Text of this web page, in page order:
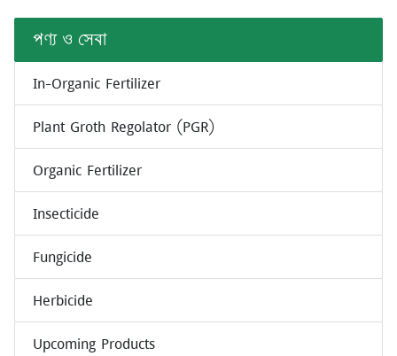
পণ্য ও সেবা
In-Organic Fertilizer
Plant Groth Regolator (PGR)
Organic Fertilizer
Insecticide
Fungicide
Herbicide
Upcoming Products